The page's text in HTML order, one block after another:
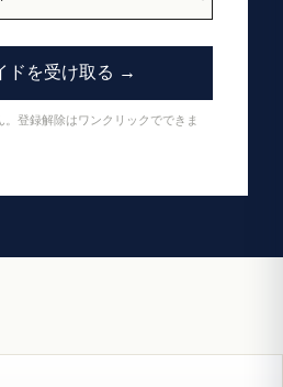
ドを受け取る →
登録解除はワンクリックでできま